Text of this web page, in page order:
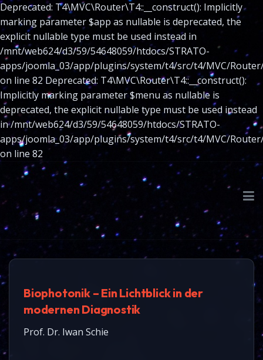
Deprecated: T4\MVC\Router\T4::__construct(): Implicitly
marking parameter $app as nullable is deprecated, the
explicit nullable type must be used instead in
/mnt/web624/d3/59/54648059/htdocs/STRATO-
apps/joomla_03/app/plugins/system/t4/src/t4/MVC/
on line 82 Deprecated: T4\MVC\Router\T4::__construct():
Implicitly marking parameter $menu as nullable is
deprecated, the explicit nullable type must be used instead
in /mnt/web624/d3/59/54648059/htdocs/STRATO-
apps/joomla_03/app/plugins/system/t4/src/t4/MVC/
on line 82
Biophotonik – Ein Lichtblick in der
modernen Diagnostik
Prof. Dr. Iwan Schie